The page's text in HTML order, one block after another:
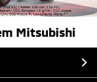
Mitsubishi